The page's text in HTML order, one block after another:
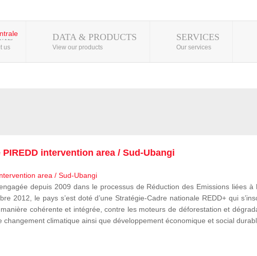
us
DATA & PRODUCTS
View our products
SERVICES
Our services
intervention area / Sud-Ubangi
depuis 2009 dans le processus de Réduction des Emissions liées
2012, le pays s’est doté d’une Stratégie-Cadre nationale REDD+ qui
cohérente et intégrée, contre les moteurs de déforestation et
climatique ainsi que développement économique et social